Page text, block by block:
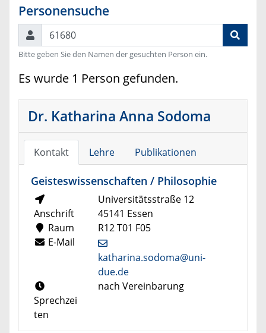
Personensuche
Suchen
Bitte geben Sie den Namen der gesuchten Person ein.
Es wurde 1 Person gefunden.
Dr. Katharina Anna Sodoma
Kontakt Lehre Publikationen
Geisteswissenschaften / Philosophie
Anschrift
Universitätsstraße 12
45141 Essen
Raum
R12 T01 F05
E-Mail
katharina.sodoma@uni-
due.de
Sprechzei
ten
nach Vereinbarung